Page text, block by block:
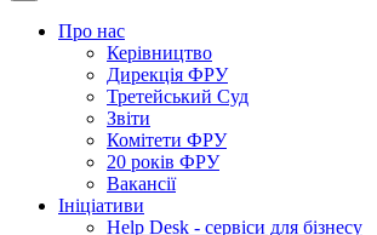
Про нас
Керівництво
Дирекція ФРУ
Третейський Суд
Звіти
Комітети ФРУ
20 років ФРУ
Вакансії
Ініціативи
Help Desk - сервіси для бізнесу